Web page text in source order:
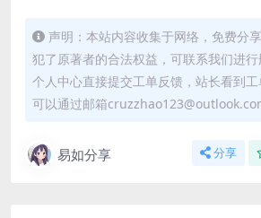
声明：本站内容收集于网络，免费分
犯了原著者的合法权益，可联系我们进
个人中心直接提交工单反馈，站长看到
可以通过邮箱
易如分享 分享